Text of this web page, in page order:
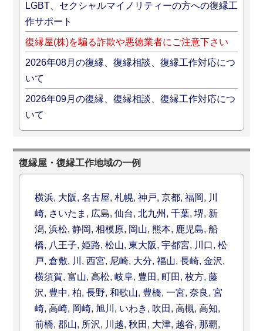
LGBT、セクシャルマイノリティーの方への復縁工
作サポート
復縁屋(株)を騙る詐欺や悪徳業者にご注意下さい
2026年08月の復縁、復縁相談、復縁工作対応につ
いて
2026年09月の復縁、復縁相談、復縁工作対応につ
いて
復縁屋・復縁工作地域の一例
横浜, 大阪, 名古屋, 札幌, 神戸, 京都, 福岡, 川
崎, さいたま , 広島, 仙台, 北九州 , 千葉, 堺, 新
潟, 浜松, 静岡, 相模原, 岡山, 熊本, 鹿児島, 船
橋, 八王子, 姫路, 松山, 東大阪, 宇都宮, 川口, 松
戸, 倉敷, 川 , 西宮, 尼崎, 大分, 福山, 長崎, 金沢,
横須賀, 富山, 高松, 岐阜, 豊田 , 町田 , 枚方, 藤
沢, 豊中, 柏, 長野, 和歌山, 豊橋, 一宮, 奈良 , 宮
崎, 高崎, 岡崎, 旭川 , いわき , 吹田 , 高槻, 高知,
前橋, 郡山, 所沢, 川越, 秋田 , 大津, 越谷, 那覇,